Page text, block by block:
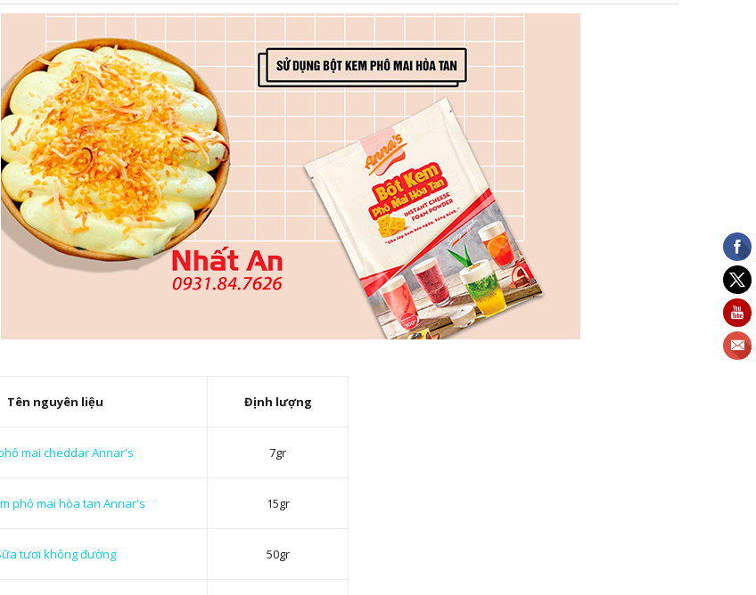
Tên nguyên liệu Định lượng
mai cheddar Annar's 7gr
phô mai hòa tan Annar's 15gr
tươi không đường 50gr